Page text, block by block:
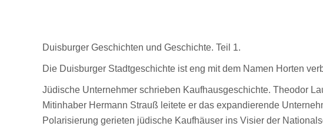
Duisburger Geschichten und Geschichte. Teil 1.
Die Duisburger Stadtgeschichte ist eng mit dem Namen Horten
Jüdische Unternehmer schrieben Kaufhausgeschichte. Theodor
Mitinhaber Hermann Strauß leitete er das expandierende
Polarisierung gerieten jüdische Kaufhäuser ins Visier der